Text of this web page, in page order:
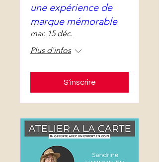
une expérience de
marque mémorable
mar. 15 déc.
Plus d'infos
S'inscrire